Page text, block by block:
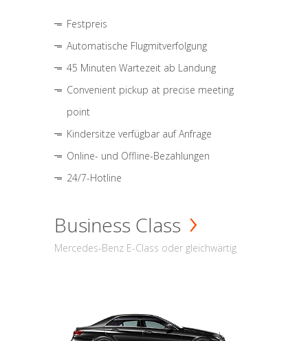
Festpreis
Automatische Flugmitverfolgung
45 Minuten Wartezeit ab Landung
Convenient pickup at precise meeting
point
Kindersitze verfügbar auf Anfrage
Online- und Offline-Bezahlungen
24/7-Hotline
Business Class
Mercedes-Benz E-Class oder gleichwärtig